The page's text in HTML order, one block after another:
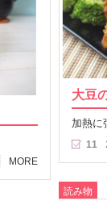
大豆
加熱
11
MORE
読み物